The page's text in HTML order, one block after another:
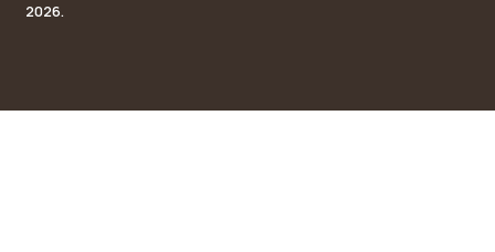
2026.